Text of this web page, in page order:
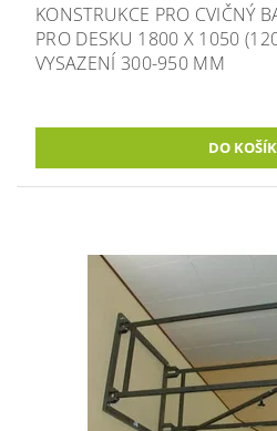
KONSTRUKCE PRO CVIČNÝ
PRO DESKU 1800 X 1050
VYSAZENÍ 300-950 MM